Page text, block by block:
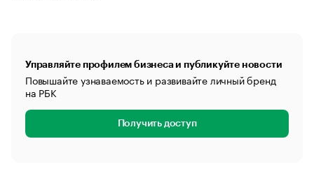
Управляйте профилем бизнеса и публикуйте новости
Повышайте узнаваемость и развивайте личный бренд
на РБК
Получить доступ